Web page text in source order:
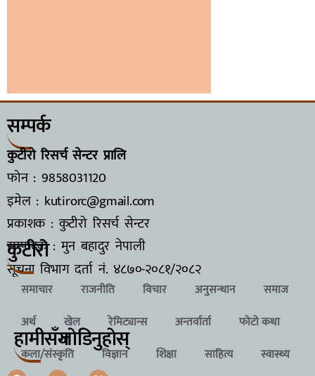
सम्पर्क
कुटीरो रिसर्च सेन्टर प्रालि
फोन : 9858031120
इमेल : kutirorc@gmail.com
प्रकाशक : कुटीरो रिसर्च सेन्टर
सम्पादक : मुन बहादुर नेपाली
सूचना विभाग दर्ता नं. ४८७०-२०८१/२०८२
कुटीरो
समाचार राजनीति विचार अनुसन्धान
समाज
अर्थ
खेल रेमिट्यान्स अन्तर्वार्ता
फोटो कथा
कला/संस्कृति
विज्ञान शिक्षा साहित्य स्वास्थ्य
हामीसँगजाेडिनुहाेस्